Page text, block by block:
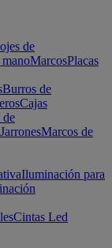
de
MarcosPlacas
Burros de
Cajas
de
JarronesMarcos de
Iluminación para
Cintas Led